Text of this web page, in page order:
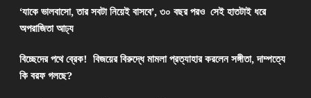
‘যাকে ভালবাসো, তার সবটা নিয়েই বাসবে’, ৩০ বছর পরও সেই হাতটাই ধরে
অপরাজিতা আঢ্য
বিচ্ছেদের পথে ব্রেক! বিজয়ের বিরুদ্ধে মামলা প্রত্যাহার করলেন সঙ্গীতা, দাম্পত্যে
কি বরফ গলছে?